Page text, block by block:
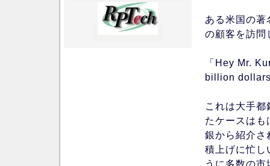
ある米国の著
の顧客を訪問
「Hey Mr.
billion
これは大手
たケースはも
銀から紹介
積上げに忙し
うに多数の